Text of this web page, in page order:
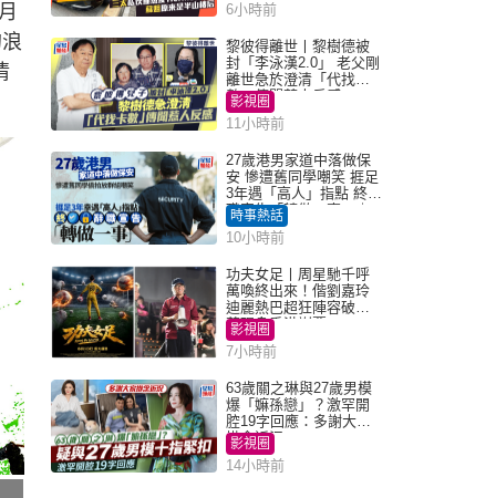
6小時前
黎彼得離世丨黎樹德被
封「李泳漢2.0」 老父剛
離世急於澄清「代找卡
數」傳聞惹人反感
影視圈
11小時前
27歲港男家道中落做保
安 慘遭舊同學嘲笑 捱足
3年遇「高人」指點 終辭
職宣告「轉做一事」｜
Juicy叮
時事熱話
10小時前
功夫女足丨周星馳千呼
萬喚終出來！偕劉嘉玲
迪麗熱巴超狂陣容破天
荒現身香港謝票
影視圈
7小時前
63歲關之琳與27歲男模
爆「嫲孫戀」？激罕開
腔19字回應：多謝大家
掛念近況
影視圈
14小時前